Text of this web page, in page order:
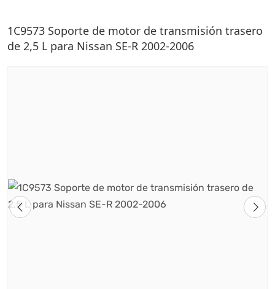
1C9573 Soporte de motor de transmisión trasero
de 2,5 L para Nissan SE-R 2002-2006